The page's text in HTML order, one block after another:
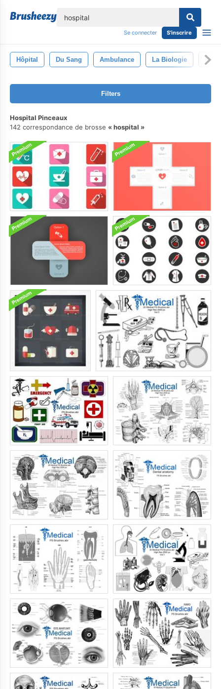
Se connecter S'inscrire
Hôpital Du Sang Ambulance La Biologie
Filters
Hospital Pinceaux
142 correspondance de brosse
hospital